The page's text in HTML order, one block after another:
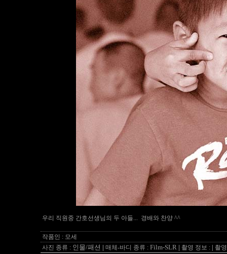
우리 직원중 간호선생님의 두 아들... 경배와 찬양 ^^
작품인 : 모세
사진 종류 : 인물/패션 | 매체-바디 종류 : Film-SLR | 촬영 정보 :
촬